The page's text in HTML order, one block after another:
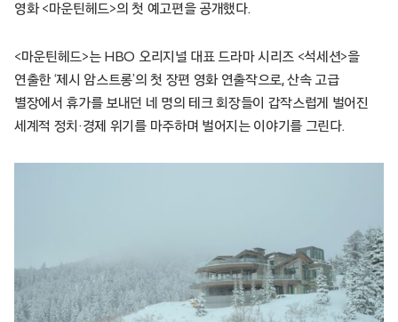
영화 <마운틴헤드>의 첫 예고편을 공개했다.
<마운틴헤드>는 HBO 오리지널 대표 드라마 시리즈 <석세션>을
연출한 ‘제시 암스트롱’의 첫 장편 영화 연출작으로, 산속 고급
별장에서 휴가를 보내던 네 명의 테크 회장들이 갑작스럽게 벌어진
세계적 정치·경제 위기를 마주하며 벌어지는 이야기를 그린다.